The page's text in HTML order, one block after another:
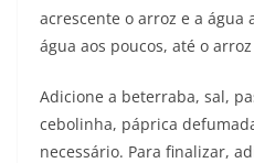
acrescente o arroz e a água
água aos poucos, até o
Adicione a beterraba, sal,
cebolinha, páprica
necessário. Para finalizar,